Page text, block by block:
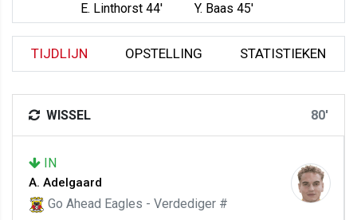
E. Linthorst 44'
Y. Baas 45'
TIJDLIJN OPSTELLING STATISTIEKEN
WISSEL 80'
IN
A. Adelgaard
Go Ahead Eagles - Verdediger #